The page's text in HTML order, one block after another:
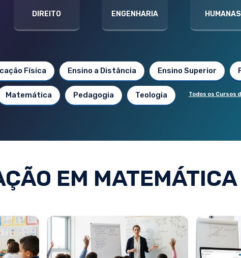
DIREITO ENGENHARIA HUMANAS
Física Ensino a Distância Ensino Superior
Matemática Pedagogia Teologia Todos os Cursos
EM MATEMÁTICA